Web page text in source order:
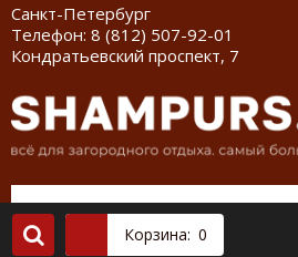
Санкт-Петербург
Телефон: 8 (812) 507-92-01
Кондратьевский проспект, 7
Корзина: 0